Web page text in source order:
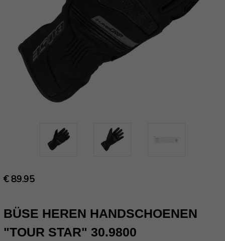
€ 89.95
BÜSE HEREN HANDSCHOENEN
"TOUR STAR" 30.9800